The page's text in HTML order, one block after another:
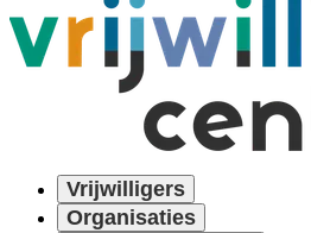
Vrijwilligers
Organisaties